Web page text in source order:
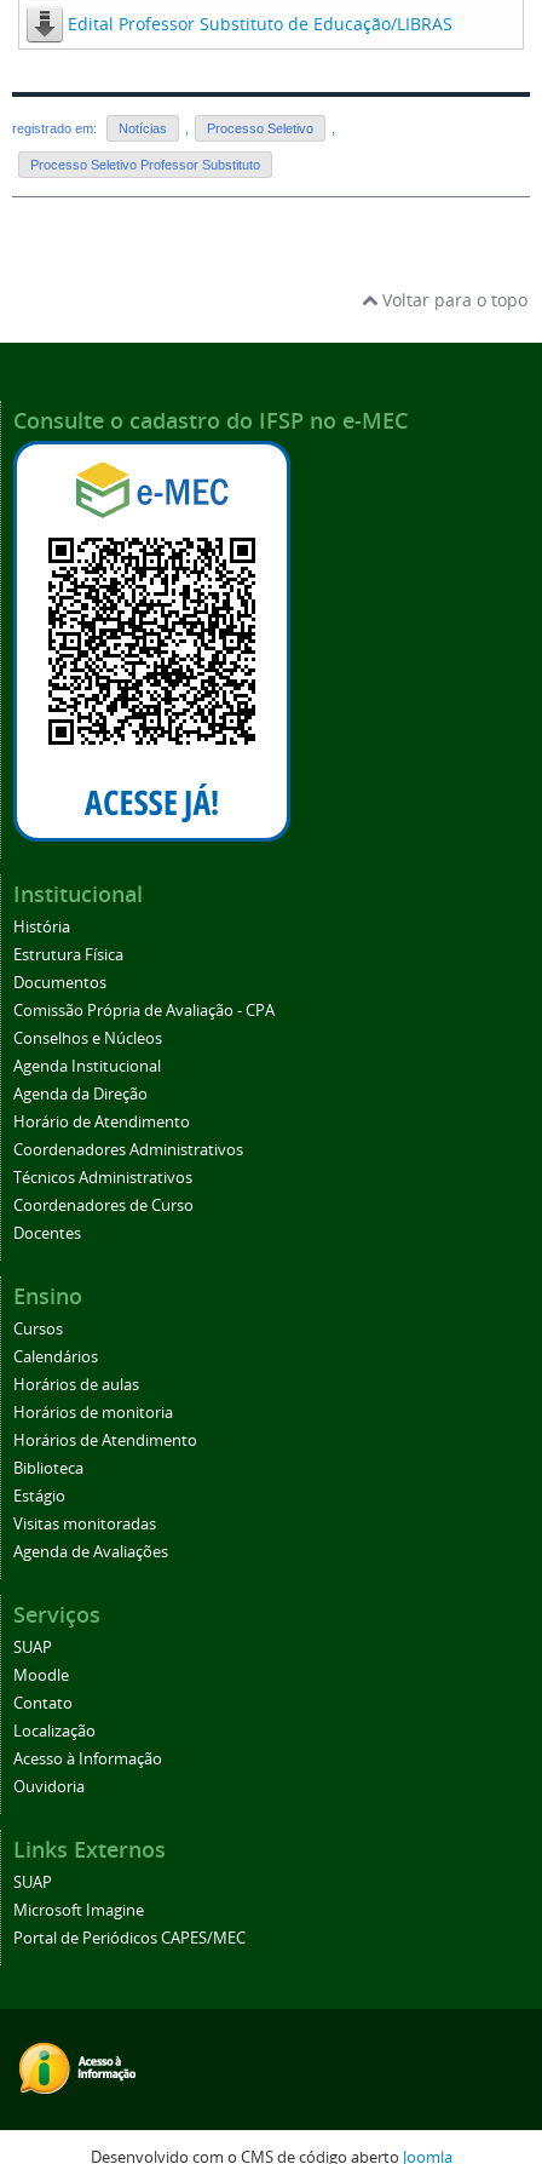
Edital Professor Substituto de Educação/LIBRAS
registrado em: Notícias Processo Seletivo
Processo Seletivo Professor Substituto
Voltar para o topo
Consulte o cadastro do IFSP no e-MEC
Institucional
História
Estrutura Física
Documentos
Comissão Própria de Avaliação - CPA
Conselhos e Núcleos
Agenda Institucional
Agenda da Direção
Horário de Atendimento
Coordenadores Administrativos
Técnicos Administrativos
Coordenadores de Curso
Docentes
Ensino
Cursos
Calendários
Horários de aulas
Horários de monitoria
Horários de Atendimento
Biblioteca
Estágio
Visitas monitoradas
Agenda de Avaliações
Serviços
SUAP
Moodle
Contato
Localização
Acesso à Informação
Ouvidoria
Links Externos
SUAP
Microsoft Imagine
Portal de Periódicos CAPES/MEC
Desenvolvido com o CMS de código aberto Joomla